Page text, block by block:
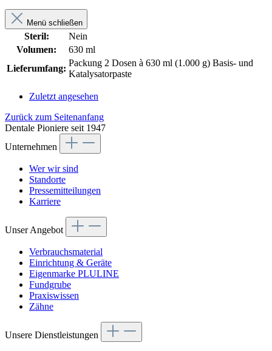
Menü schließen
Steril:
Nein
Volumen:
630 ml
Lieferumfang:
Packung 2 Dosen à 630 ml (1.000 g) Basis- und
Katalysatorpaste
Zuletzt angesehen
Zurück zum Seitenanfang
Dentale Pioniere seit 1947
Unternehmen
Wer wir sind
Standorte
Pressemitteilungen
Karriere
Unser Angebot
Verbrauchsmaterial
Einrichtung & Geräte
Eigenmarke PLULINE
Fundgrube
Praxiswissen
Zähne
Unsere Dienstleistungen